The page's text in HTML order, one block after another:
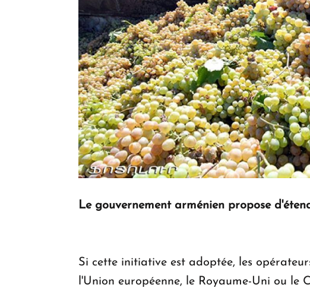
Le gouvernement arménien propose
Si cette initiative est adoptée, les
l'Union européenne, le Royaume-Uni ou